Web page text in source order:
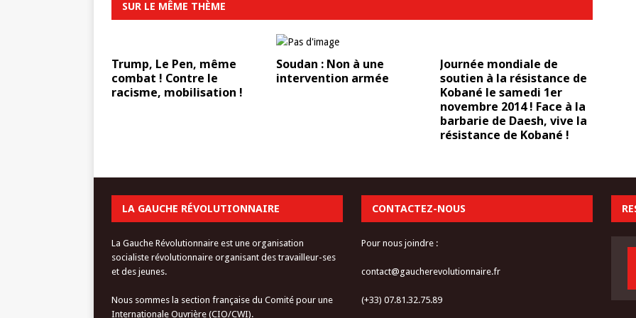
SUR LE MÊME THÈME
Trump, Le Pen, même
combat ! Contre le
racisme, mobilisation !
Soudan : Non à une
intervention armée
Journée mondiale de
soutien à la résistance de
Kobané le samedi 1er
novembre 2014 ! Face à la
barbarie de Daesh, vive la
résistance de Kobané !
LA GAUCHE RÉVOLUTIONNAIRE
La Gauche Révolutionnaire est une organisation
socialiste révolutionnaire organisant des travailleur-ses
et des jeunes.
Nous sommes la section française du Comité pour une
Internationale Ouvrière (CIO/CWI).
CONTACTEZ-NOUS
Pour nous joindre :
contact@gaucherevolutionnaire.fr
(+33) 07.81.32.75.89